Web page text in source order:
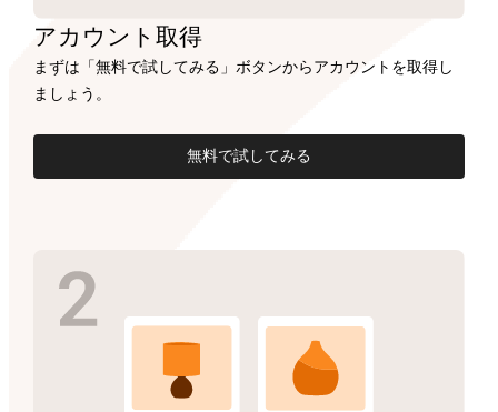
アカウント取得
まずは「無料で試してみる」ボタンからアカウントを取得し
ましょう。
無料で試してみる